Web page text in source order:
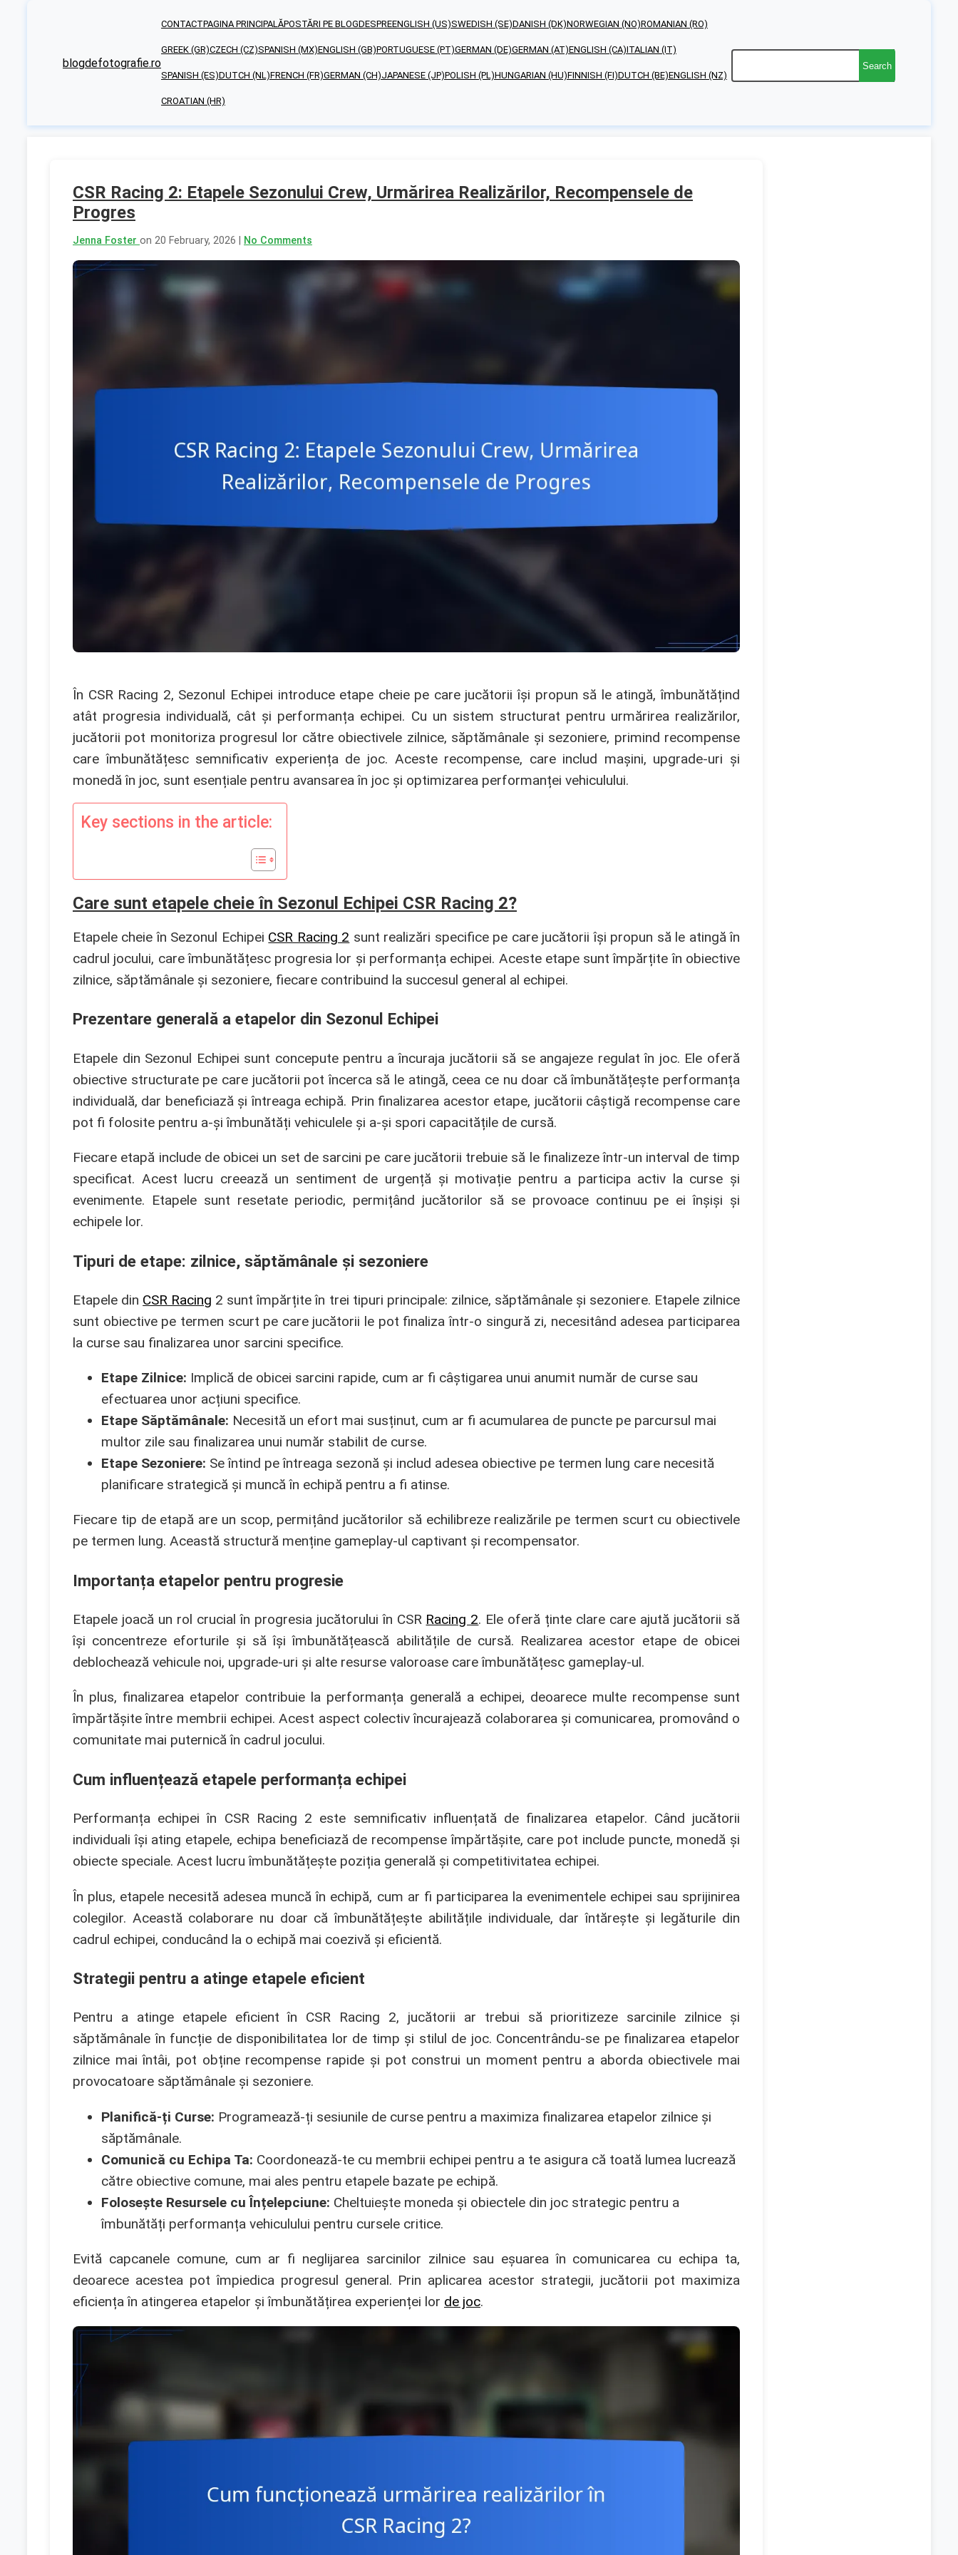
blogdefotografie.ro
CONTACTPAGINA PRINCIPALĂPOSTĂRI PE BLOGDESPREENGLISH (US)SWEDISH (SE)DANISH (DK)NORWEGIAN (NO)ROMANIAN (RO)
GREEK (GR)CZECH (CZ)SPANISH (MX)ENGLISH (GB)PORTUGUESE (PT)GERMAN (DE)GERMAN (AT)ENGLISH (CA)ITALIAN (IT)
SPANISH (ES)DUTCH (NL)FRENCH (FR)GERMAN (CH)JAPANESE (JP)POLISH (PL)HUNGARIAN (HU)FINNISH (FI)DUTCH (BE)ENGLISH (NZ)
CROATIAN (HR)
Search
CSR Racing 2: Etapele Sezonului Crew, Urmărirea Realizărilor, Recompensele de
Progres
Jenna Foster on 20 February, 2026 | No Comments
În CSR Racing 2, Sezonul Echipei introduce etape cheie pe care jucătorii își propun să le atingă, îmbunătățind
atât progresia individuală, cât și performanța echipei. Cu un sistem structurat pentru urmărirea realizărilor,
jucătorii pot monitoriza progresul lor către obiectivele zilnice, săptămânale și sezoniere, primind recompense
care îmbunătățesc semnificativ experiența de joc. Aceste recompense, care includ mașini, upgrade-uri și
monedă în joc, sunt esențiale pentru avansarea în joc și optimizarea performanței vehiculului.
Key sections in the article:
Care sunt etapele cheie în Sezonul Echipei CSR Racing 2?
Etapele cheie în Sezonul Echipei CSR Racing 2 sunt realizări specifice pe care jucătorii își propun să le atingă în
cadrul jocului, care îmbunătățesc progresia lor și performanța echipei. Aceste etape sunt împărțite în obiective
zilnice, săptămânale și sezoniere, fiecare contribuind la succesul general al echipei.
Prezentare generală a etapelor din Sezonul Echipei
Etapele din Sezonul Echipei sunt concepute pentru a încuraja jucătorii să se angajeze regulat în joc. Ele oferă
obiective structurate pe care jucătorii pot încerca să le atingă, ceea ce nu doar că îmbunătățește performanța
individuală, dar beneficiază și întreaga echipă. Prin finalizarea acestor etape, jucătorii câștigă recompense care
pot fi folosite pentru a-și îmbunătăți vehiculele și a-și spori capacitățile de cursă.
Fiecare etapă include de obicei un set de sarcini pe care jucătorii trebuie să le finalizeze într-un interval de timp
specificat. Acest lucru creează un sentiment de urgență și motivație pentru a participa activ la curse și
evenimente. Etapele sunt resetate periodic, permițând jucătorilor să se provoace continuu pe ei înșiși și
echipele lor.
Tipuri de etape: zilnice, săptămânale și sezoniere
Etapele din CSR Racing 2 sunt împărțite în trei tipuri principale: zilnice, săptămânale și sezoniere. Etapele zilnice
sunt obiective pe termen scurt pe care jucătorii le pot finaliza într-o singură zi, necesitând adesea participarea
la curse sau finalizarea unor sarcini specifice.
Etape Zilnice: Implică de obicei sarcini rapide, cum ar fi câștigarea unui anumit număr de curse sau
efectuarea unor acțiuni specifice.
Etape Săptămânale: Necesită un efort mai susținut, cum ar fi acumularea de puncte pe parcursul mai
multor zile sau finalizarea unui număr stabilit de curse.
Etape Sezoniere: Se întind pe întreaga sezonă și includ adesea obiective pe termen lung care necesită
planificare strategică și muncă în echipă pentru a fi atinse.
Fiecare tip de etapă are un scop, permițând jucătorilor să echilibreze realizările pe termen scurt cu obiectivele
pe termen lung. Această structură menține gameplay-ul captivant și recompensator.
Importanța etapelor pentru progresie
Etapele joacă un rol crucial în progresia jucătorului în CSR Racing 2. Ele oferă ținte clare care ajută jucătorii să
își concentreze eforturile și să își îmbunătățească abilitățile de cursă. Realizarea acestor etape de obicei
deblochează vehicule noi, upgrade-uri și alte resurse valoroase care îmbunătățesc gameplay-ul.
În plus, finalizarea etapelor contribuie la performanța generală a echipei, deoarece multe recompense sunt
împărtășite între membrii echipei. Acest aspect colectiv încurajează colaborarea și comunicarea, promovând o
comunitate mai puternică în cadrul jocului.
Cum influențează etapele performanța echipei
Performanța echipei în CSR Racing 2 este semnificativ influențată de finalizarea etapelor. Când jucătorii
individuali își ating etapele, echipa beneficiază de recompense împărtășite, care pot include puncte, monedă și
obiecte speciale. Acest lucru îmbunătățește poziția generală și competitivitatea echipei.
În plus, etapele necesită adesea muncă în echipă, cum ar fi participarea la evenimentele echipei sau sprijinirea
colegilor. Această colaborare nu doar că îmbunătățește abilitățile individuale, dar întărește și legăturile din
cadrul echipei, conducând la o echipă mai coezivă și eficientă.
Strategii pentru a atinge etapele eficient
Pentru a atinge etapele eficient în CSR Racing 2, jucătorii ar trebui să prioritizeze sarcinile zilnice și
săptămânale în funcție de disponibilitatea lor de timp și stilul de joc. Concentrându-se pe finalizarea etapelor
zilnice mai întâi, pot obține recompense rapide și pot construi un moment pentru a aborda obiectivele mai
provocatoare săptămânale și sezoniere.
Planifică-ți Curse: Programează-ți sesiunile de curse pentru a maximiza finalizarea etapelor zilnice și
săptămânale.
Comunică cu Echipa Ta: Coordonează-te cu membrii echipei pentru a te asigura că toată lumea lucrează
către obiective comune, mai ales pentru etapele bazate pe echipă.
Folosește Resursele cu Înțelepciune: Cheltuiește moneda și obiectele din joc strategic pentru a
îmbunătăți performanța vehiculului pentru cursele critice.
Evită capcanele comune, cum ar fi neglijarea sarcinilor zilnice sau eșuarea în comunicarea cu echipa ta,
deoarece acestea pot împiedica progresul general. Prin aplicarea acestor strategii, jucătorii pot maximiza
eficiența în atingerea etapelor și îmbunătățirea experienței lor de joc.